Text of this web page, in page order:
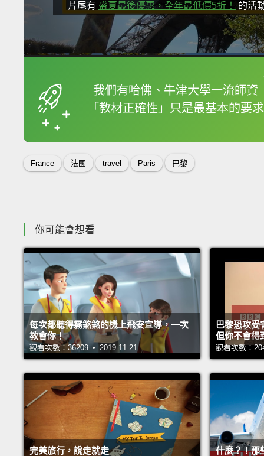
片尾有 盛夏最後優惠，全年最低價5折！ 的活
我們有哈佛、牛津大學一流師資
「教材正確性」只是最基本的要求
框選或點兩下字幕可
France 法國 travel Paris 巴黎
你可能會想看
每次都聽得霧煞煞的機上飛安宣導，一次
教會你！
觀看次數：36209 • 2019-11-21
巴黎恐攻受
但你不會得
觀看次數：
完美旅行，說走就走 什麼？！那